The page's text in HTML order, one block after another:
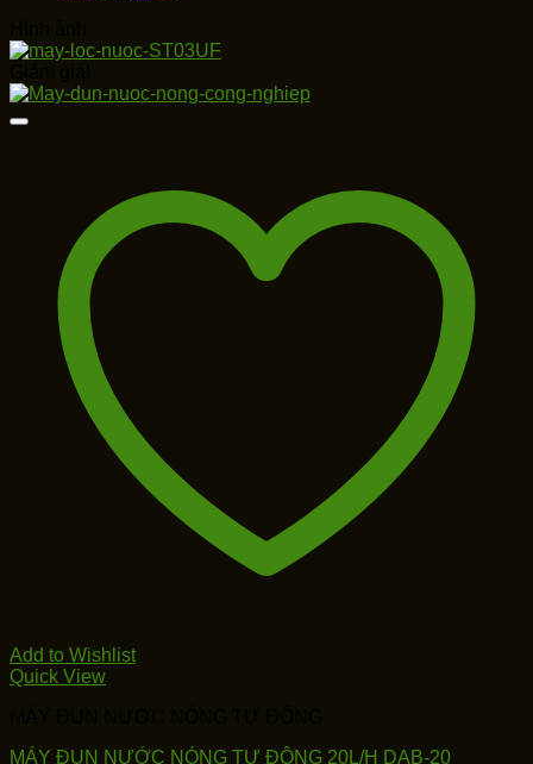
Add to Wishlist
Quick View
MÁY ĐUN NƯỚC NÓNG TỰ ĐỘNG 20L/H DAB-20